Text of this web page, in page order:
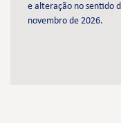
e alteração no sentido
novembro de 2026.